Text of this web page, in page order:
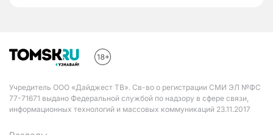
Учредитель ООО «Дайджест ТВ». Св-во о регистрации СМИ ЭЛ №ФС
77-71671 выдано Федеральной службой по надзору в сфере связи,
информационных технологий и массовых коммуникаций 23.11.2017